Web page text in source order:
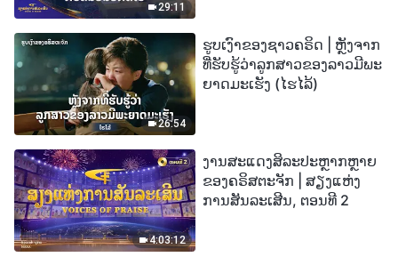
29:11
26:54
ຮູບເງົາຂອງຊາວຄຣິດ | ຫຼັງຈາກ
ທີ່ຮັບຮູ້ວ່າລູກສາວຂອງລາວມີພະ
ຍາດມະເຮັງ (ໄຮໄລ້)
4:03:12
ງານສະແດງສິລະປະຫຼາກຫຼາຍ
ຂອງຄຣິສຕະຈັກ | ສຽງແຫ່ງ
ການສັນລະເສີນ, ຕອນທີ 2